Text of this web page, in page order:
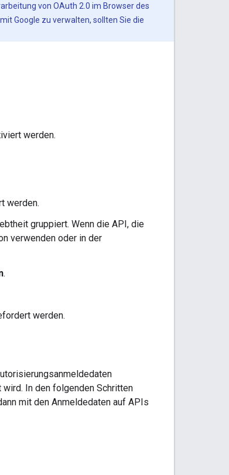
von OAuth 2.0 im Browser des
Google zu verwalten, sollten Sie die
werden.
werden.
gruppiert. Wenn die API, die
verwenden oder in der
.
werden.
wird. In den folgenden Schritten
mit den Anmeldedaten auf APIs